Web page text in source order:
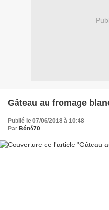
Gâteau au fromage
Publié le 07/06/2018 à 10:48
Par Béné70